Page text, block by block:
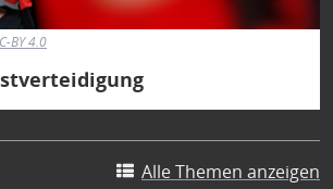
BY 4.0
Alle Themen anzeigen